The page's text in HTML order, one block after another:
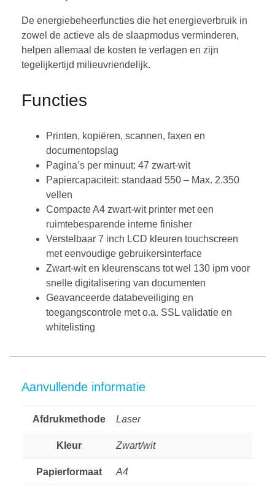
De energiebeheerfuncties die het energieverbruik in
zowel de actieve als de slaapmodus verminderen,
helpen allemaal de kosten te verlagen en zijn
tegelijkertijd milieuvriendelijk.
Functies
Printen, kopiëren, scannen, faxen en
documentopslag
Pagina’s per minuut: 47 zwart-wit
Papiercapaciteit: standaad 550 – Max. 2.350
vellen
Compacte A4 zwart-wit printer met een
ruimtebesparende interne finisher
Verstelbaar 7 inch LCD kleuren touchscreen
met eenvoudige gebruikersinterface
Zwart-wit en kleurenscans tot wel 130 ipm voor
snelle digitalisering van documenten
Geavanceerde databeveiliging en
toegangscontrole met o.a. SSL validatie en
whitelisting
Aanvullende informatie
Afdrukmethode Laser
Kleur Zwart/wit
Papierformaat A4